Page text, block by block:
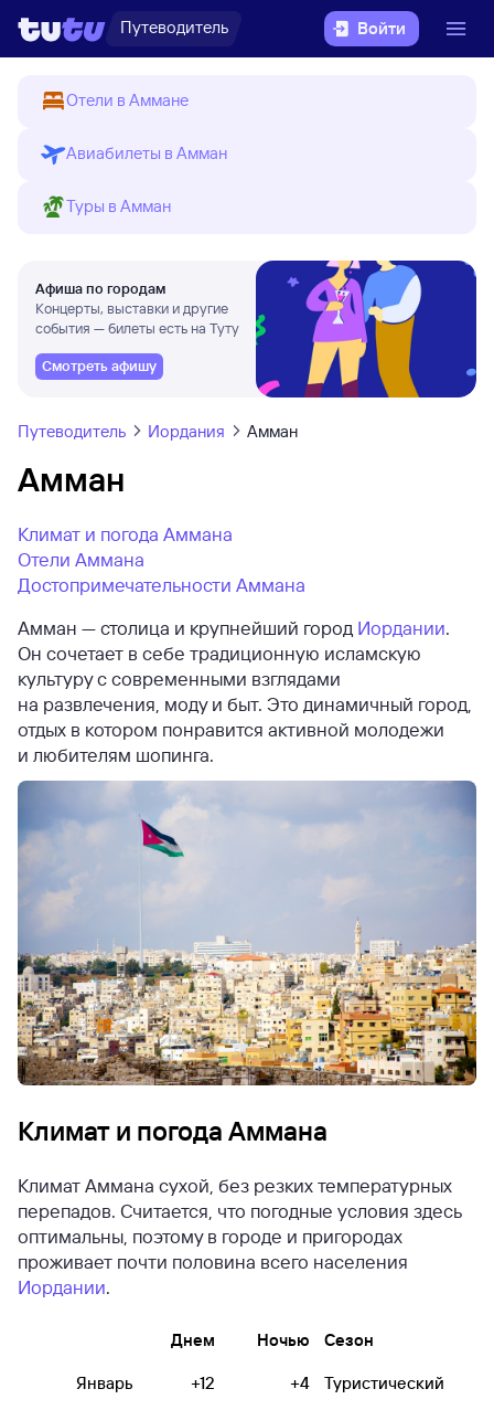
Путеводитель Войти
Отели в Аммане
Авиабилеты в Амман
Туры в Амман
Афиша по городам
Концерты, выставки и другие
события — билеты есть на Туту
Смотреть афишу
Путеводитель Иордания Амман
Амман
Климат и погода Аммана
Отели Аммана
Достопримечательности Аммана
Амман — столица и крупнейший город Иордании.
Он сочетает в себе традиционную исламскую
культуру с современными взглядами
на развлечения, моду и быт. Это динамичный город,
отдых в котором понравится активной молодежи
и любителям шопинга.
Климат и погода Аммана
Климат Аммана сухой, без резких температурных
перепадов. Считается, что погодные условия здесь
оптимальны, поэтому в городе и пригородах
проживает почти половина всего населения
Иордании.
Днем Ночью Сезон
Январь +12 +4 Туристический